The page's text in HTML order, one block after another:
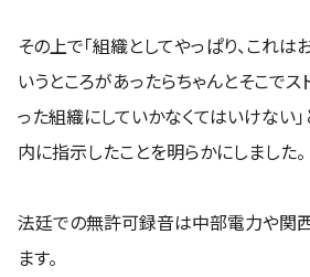
その上で「組織としてやっぱり、これは
いうところがあったらちゃんとそこでス
った組織にしていかなくてはいけない
内に指示したことを明らかにしました。
法廷での無許可録音は中部電力や関
ます。